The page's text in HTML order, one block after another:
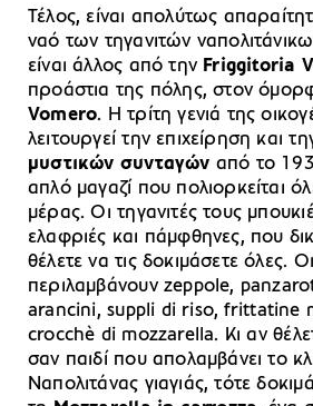
Τέλος, είναι απολύτως
ναό των τηγανιτών
είναι άλλος από την Friggitoria
προάστια της πόλης, στον
Vomero. Η τρίτη γενιά της
λειτουργεί την επιχείρηση και
μυστικών συνταγών από το
απλό μαγαζί που πολιορκείται
μέρας. Οι τηγανιτές τους
ελαφριές και πάμφθηνες, που
θέλετε να τις δοκιμάσετε όλες.
περιλαμβάνουν zeppole,
arancini, suppli di riso, frittatine
crocchè di mozzarella. Κι αν
σαν παιδί που απολαμβάνει το
Ναπολιτάνας γιαγιάς, τότε